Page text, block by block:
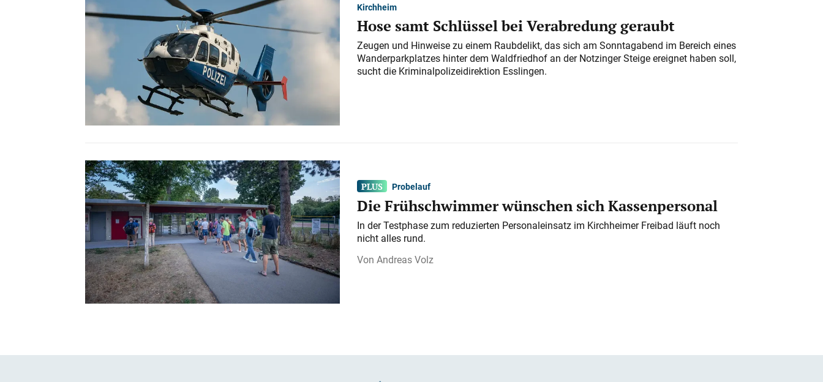
Kirchheim
Hose samt Schlüssel bei Verabredung geraubt
Zeugen und Hinweise zu einem Raubdelikt, das sich am Sonntagabend im Bereich eines
Wanderparkplatzes hinter dem Waldfriedhof an der Notzinger Steige ereignet haben soll,
sucht die Kriminalpolizeidirektion Esslingen.
Probelauf
Die Frühschwimmer wünschen sich Kassenpersonal
In der Testphase zum reduzierten Personaleinsatz im Kirchheimer Freibad läuft noch
nicht alles rund.
Andreas Volz